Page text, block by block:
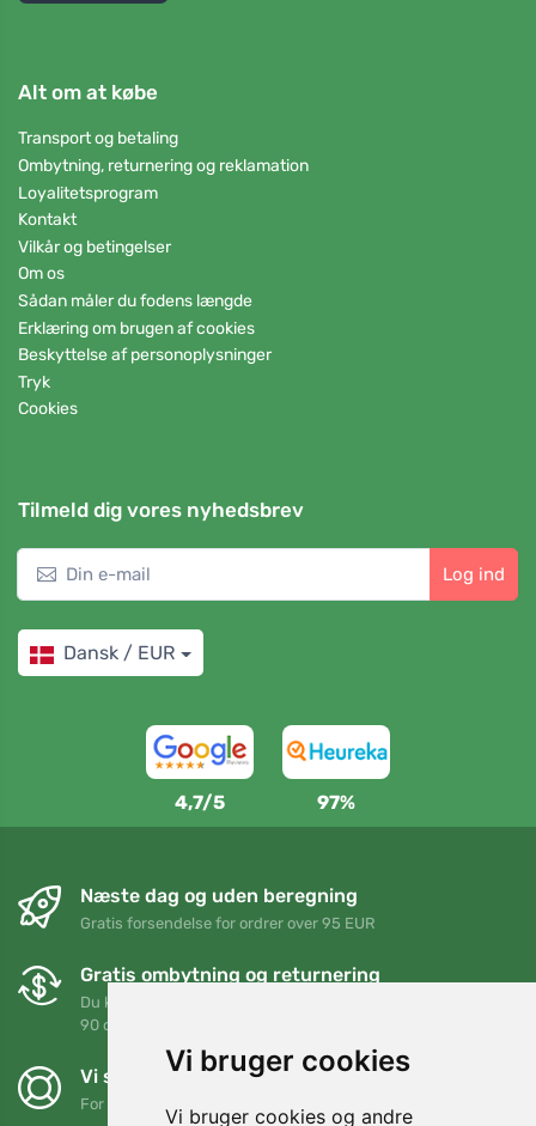
Vi bruger cookies
Vi bruger cookies og andre
Alt om at købe
Transport og betaling
Ombytning, returnering og reklamation
Loyalitetsprogram
Kontakt
Vilkår og betingelser
Om os
Sådan måler du fodens længde
Erklæring om brugen af cookies
Beskyttelse af personoplysninger
Tryk
Cookies
Tilmeld dig vores nyhedsbrev
Log ind
Dansk / EUR
4,7/5 97%
Næste dag og uden beregning
Gratis forsendelse for ordrer over 95 EUR
Gratis ombytning og returnering
Du kan returnere eller bytte din ordre når som helst inden for
90 dage
Vi støtter Trees.org
For hver ordre planter vi et træ! Læs mere